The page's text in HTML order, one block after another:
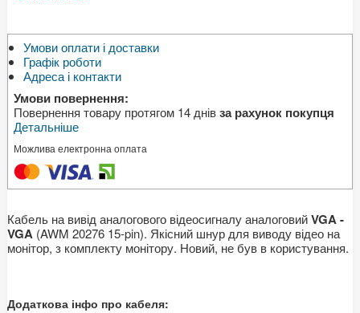
Умови оплати і доставки
Графік роботи
Адреса і контакти
Умови повернення:
Повернення товару протягом 14 днівза рахунок покупця
Детальніше
Можлива електронна оплата
Кабель на вивід аналогового відеосигналу аналоговийVGA -
VGA (AWM 20276 15-pin). Якісний шнур для виводу відео на
монітор, з комплекту монітору. Новий, не був в користування.
Додаткова інфо про кабеля: